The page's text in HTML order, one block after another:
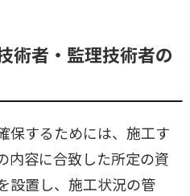
術者・監理技術者の
保するためには、施工す
内容に合致した所定の資
設置し、施工状況の管